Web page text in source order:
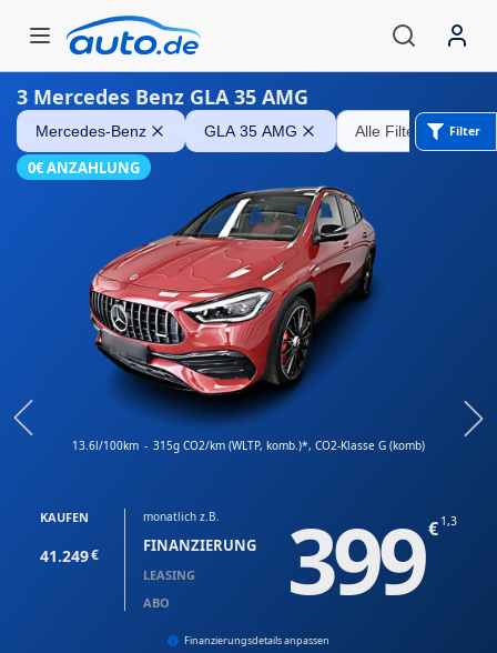
3 Mercedes Benz GLA 35 AMG
Mercedes-Benz GLA 35 AMG Alle Filter entfernen
Filter
Mercedes-Benz GLA 35 AMG
0€ ANZAHLUNG
13.6l/100km - 315g CO2/km (WLTP, komb.)*, CO2-Klasse G (komb)
monatlich z.B.
FINANZIERUNG
LEASING
ABO
399 1,3
KAUFEN
41.249
Finanzierungsdetails anpassen